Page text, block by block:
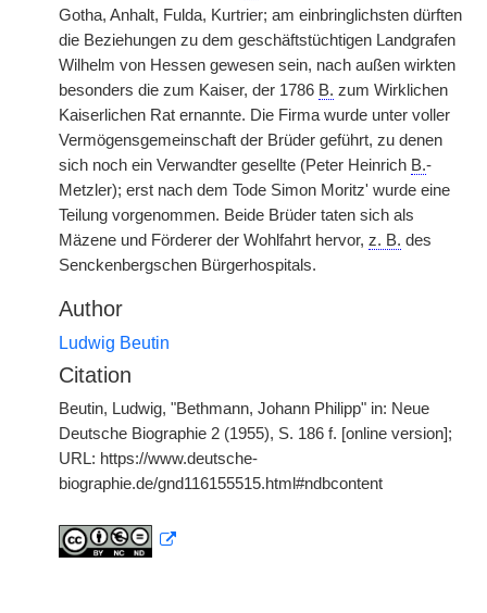
Gotha, Anhalt, Fulda, Kurtrier; am einbringlichsten dürften
die Beziehungen zu dem geschäftstüchtigen Landgrafen
Wilhelm von Hessen gewesen sein, nach außen wirkten
besonders die zum Kaiser, der 1786 B. zum Wirklichen
Kaiserlichen Rat ernannte. Die Firma wurde unter voller
Vermögensgemeinschaft der Brüder geführt, zu denen
sich noch ein Verwandter gesellte (Peter Heinrich B.-
Metzler); erst nach dem Tode Simon Moritz' wurde eine
Teilung vorgenommen. Beide Brüder taten sich als
Mäzene und Förderer der Wohlfahrt hervor, z. B. des
Senckenbergschen Bürgerhospitals.
Author
Ludwig Beutin
Citation
Beutin, Ludwig, "Bethmann, Johann Philipp" in: Neue
Deutsche Biographie 2 (1955), S. 186 f. [online version];
URL: https://www.deutsche-
biographie.de/gnd116155515.html#ndbcontent